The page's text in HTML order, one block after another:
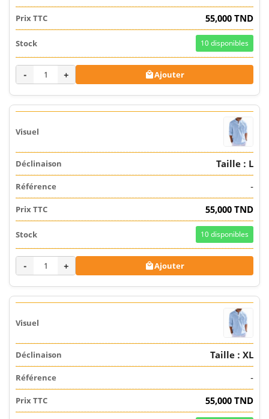
55,000 TND
10 disponibles
- + Ajouter
Taille : L
-
55,000 TND
10 disponibles
- + Ajouter
Taille : XL
-
55,000 TND